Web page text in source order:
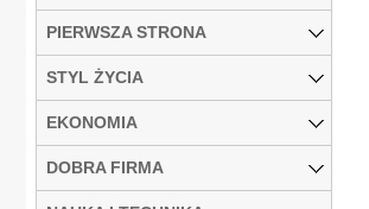
PIERWSZA STRONA
STYL ŻYCIA
EKONOMIA
DOBRA FIRMA